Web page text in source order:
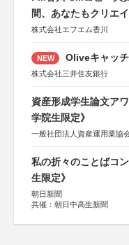
間、あなたもクリエ
株式会社エフエム香川
NEW Oliveキャッ
株式会社三井住友銀行
資産形成学生論文ア
学院生限定》
一般社団法人資産運用業協
私の折々のことばコ
生限定》
朝日新聞
共催：朝日中高生新聞